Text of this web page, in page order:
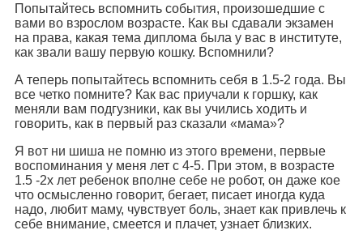
Попытайтесь вспомнить события, произошедшие с
вами во взрослом возрасте. Как вы сдавали экзамен
на права, какая тема диплома была у вас в институте,
как звали вашу первую кошку. Вспомнили?
А теперь попытайтесь вспомнить себя в 1.5-2 года. Вы
все четко помните? Как вас приучали к горшку, как
меняли вам подгузники, как вы учились ходить и
говорить, как в первый раз сказали «мама»?
Я вот ни шиша не помню из этого времени, первые
воспоминания у меня лет с 4-5. При этом, в возрасте
1.5 -2х лет ребенок вполне себе не робот, он даже кое
что осмысленно говорит, бегает, писает иногда куда
надо, любит маму, чувствует боль, знает как привлечь к
себе внимание, смеется и плачет, узнает близких.